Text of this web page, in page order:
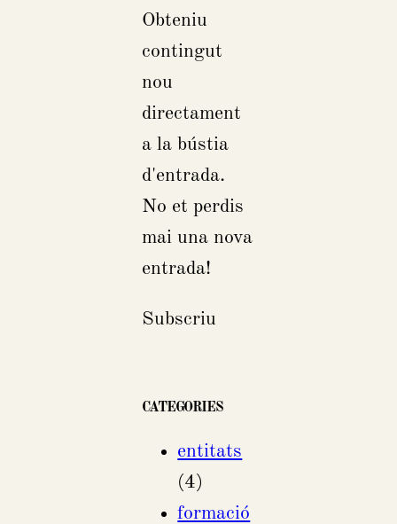
Obteniu
contingut
nou
directament
a la bústia
d'entrada.
No et perdis
mai una nova
entrada!
Subscriu
CATEGORIES
entitats
(4)
formació